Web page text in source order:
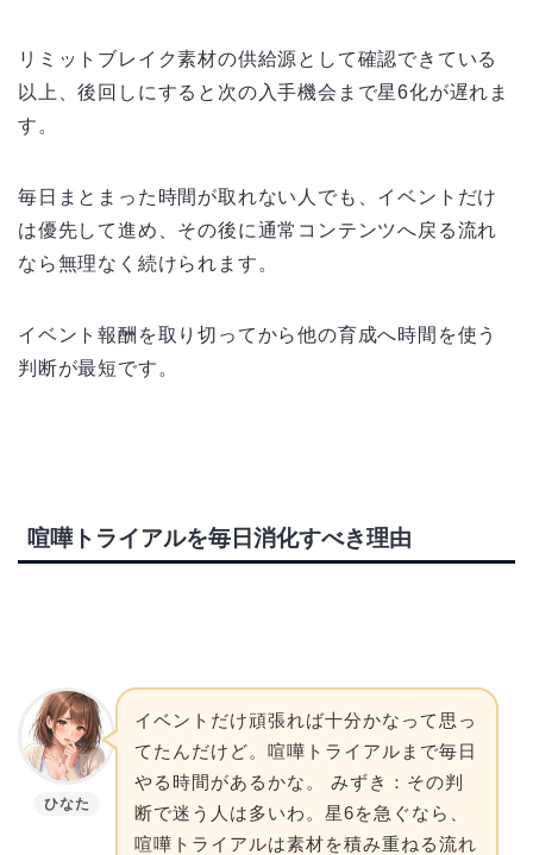
リミットブレイク素材の供給源として確認できている
以上、後回しにすると次の入手機会まで星6化が遅れま
す。
毎日まとまった時間が取れない人でも、イベントだけ
は優先して進め、その後に通常コンテンツへ戻る流れ
なら無理なく続けられます。
イベント報酬を取り切ってから他の育成へ時間を使う
判断が最短です。
喧嘩トライアルを毎日消化すべき理由
ひなた
イベントだけ頑張れば十分かなって思っ
てたんだけど。喧嘩トライアルまで毎日
やる時間があるかな。 みずき：その判
断で迷う人は多いわ。星6を急ぐなら、
喧嘩トライアルは素材を積み重ねる流れ